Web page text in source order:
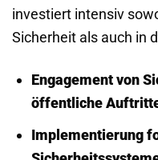
investiert intensiv
Sicherheit als auch in
Engagement von
öffentliche
Implementierung